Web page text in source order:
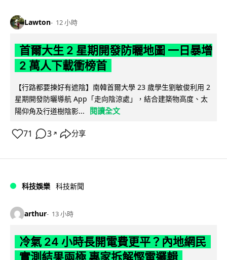
Lawton 12 小時
首爾大生 2 星期開發防曬地圖 一日暴增
2 萬人下載衝榜首
【行路都要揀好有遮陰】南韓首爾大學 23 歲學生劉敏俊利用 2
星期開發防曬導航 App「走向陰涼處」，結合建築物高度、太
陽仰角及行道樹陰影...
閱讀全文
71 3 ↗ 分享
科技娛樂 科技新聞
arthur 13 小時
冷氣 24 小時長開電費更平？內地網民
實測結果兩極 專家拆解慳電邏輯